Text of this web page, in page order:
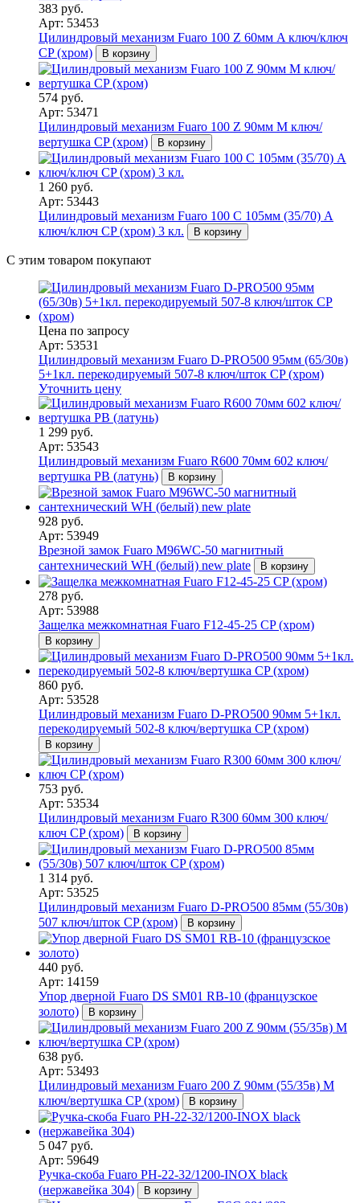
383 руб.
Арт: 53453
Цилиндровый механизм Fuaro 100 Z 60мм A ключ/ключ
CP (хром)
В корзину
574 руб.
Арт: 53471
Цилиндровый механизм Fuaro 100 Z 90мм М ключ/
вертушка CP (хром)
В корзину
1 260 руб.
Арт: 53443
Цилиндровый механизм Fuaro 100 C 105мм (35/70) A
ключ/ключ CP (хром) 3 кл.
В корзину
С этим товаром покупают
Цена по запросу
Арт: 53531
Цилиндровый механизм Fuaro D-PRO500 95мм (65/30в)
5+1кл. перекодируемый 507-8 ключ/шток CP (хром)
Уточнить цену
1 299 руб.
Арт: 53543
Цилиндровый механизм Fuaro R600 70мм 602 ключ/
вертушка PB (латунь)
В корзину
928 руб.
Арт: 53949
Врезной замок Fuaro M96WC-50 магнитный
сантехнический WH (белый) new plate
В корзину
278 руб.
Арт: 53988
Защелка межкомнатная Fuaro F12-45-25 CP (хром)
В корзину
860 руб.
Арт: 53528
Цилиндровый механизм Fuaro D-PRO500 90мм 5+1кл.
перекодируемый 502-8 ключ/вертушка CP (хром)
В корзину
753 руб.
Арт: 53534
Цилиндровый механизм Fuaro R300 60мм 300 ключ/
ключ CP (хром)
В корзину
1 314 руб.
Арт: 53525
Цилиндровый механизм Fuaro D-PRO500 85мм (55/30в)
507 ключ/шток CP (хром)
В корзину
440 руб.
Арт: 14159
Упор дверной Fuaro DS SM01 RB-10 (французское
золото)
В корзину
638 руб.
Арт: 53493
Цилиндровый механизм Fuaro 200 Z 90мм (55/35в) M
ключ/вертушка CP (хром)
В корзину
5 047 руб.
Арт: 59649
Ручка-скоба Fuaro PH-22-32/1200-INOX black
(нержавейка 304)
В корзину